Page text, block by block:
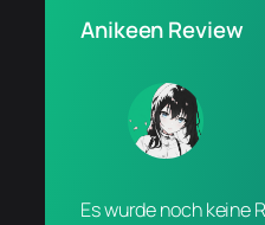
Anikeen Review
Es wurde noch keine